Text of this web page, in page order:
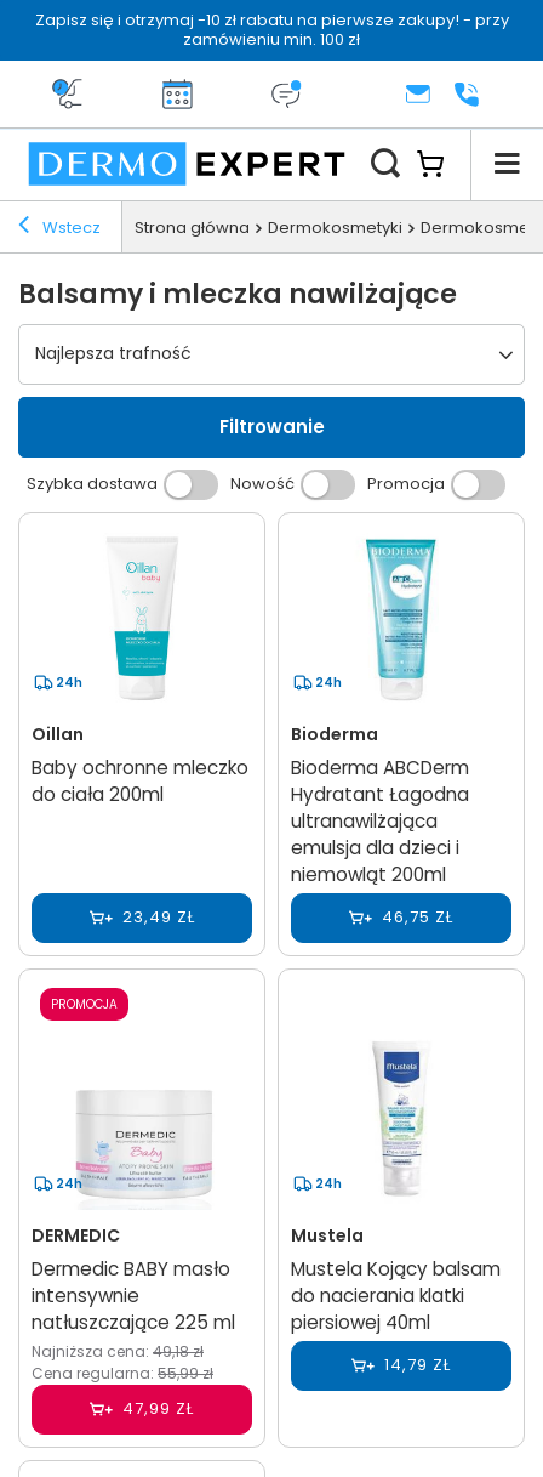
Zapisz się i otrzymaj -10 zł rabatu na pierwsze zakupy! - przy
zamówieniu min. 100 zł
Darmowa dostawa od 199 zł
14 dni na zwrotDermo konsultacjaKONTAKT+48 222
Wstecz Strona główna Dermokosmetyki
Balsamy i mleczka nawilżające
Wybierz sortowanie
Najlepsza trafność
Filtrowanie
Szybka dostawa Nowość Promocja
24h
Oillan
Baby ochronne mleczko
do ciała 200ml
23,49 ZŁ
24h
Bioderma
Bioderma ABCDerm
Hydratant Łagodna
ultranawilżająca
emulsja dla dzieci i
niemowląt 200ml
46,75 ZŁ
PROMOCJA
24h
DERMEDIC
Dermedic BABY masło
intensywnie
natłuszczające 225 ml
Najniższa cena: 49,18 zł
Cena regularna: 55,99 zł
47,99 ZŁ
24h
Mustela
Mustela Kojący balsam
do nacierania klatki
piersiowej 40ml
14,79 ZŁ